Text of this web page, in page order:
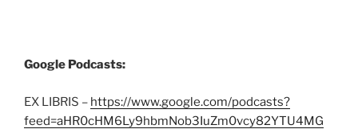
Google Podcasts:
EX LIBRIS – https://www.google.com/podcasts?
feed=aHR0cHM6Ly9hbmNob3IuZm0vcy82YTU4MG